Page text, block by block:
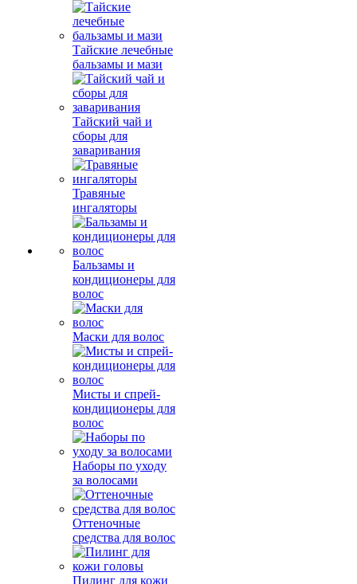
Тайские лечебные
бальзамы и мази
Тайский чай и
сборы для
заваривания
Травяные
ингаляторы
Бальзамы и
кондиционеры для
волос
Маски для волос
Мисты и спрей-
кондиционеры для
волос
Наборы по уходу
за волосами
Оттеночные
средства для волос
Пилинг для кожи